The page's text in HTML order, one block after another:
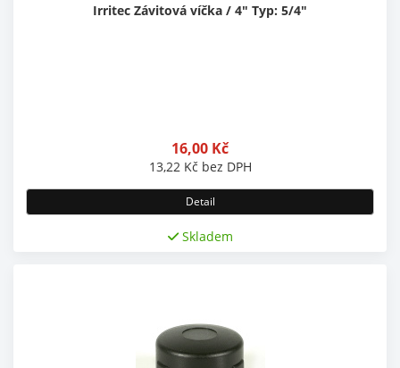
Irritec Závitová víčka / 4" Typ: 5/4"
16,00 Kč
13,22 Kč bez DPH
Detail
Skladem